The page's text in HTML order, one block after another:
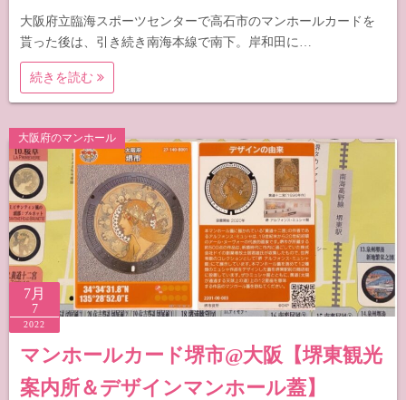
大阪府立臨海スポーツセンターで高石市のマンホールカードを
貰った後は、引き続き南海本線で南下。岸和田に…
続きを読む
大阪府のマンホール
7月
7
2022
マンホールカード堺市@大阪【堺東観光
案内所＆デザインマンホール蓋】